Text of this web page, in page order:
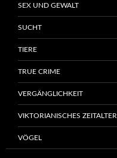
SEX UND GEWALT
SUCHT
TIERE
TRUE CRIME
VERGÄNGLICHKEIT
VIKTORIANISCHES ZEITALTER
VÖGEL